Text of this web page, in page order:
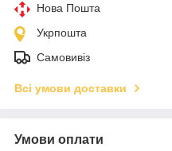
Нова Пошта
Укрпошта
Самовивіз
Всі умови доставки
Умови оплати